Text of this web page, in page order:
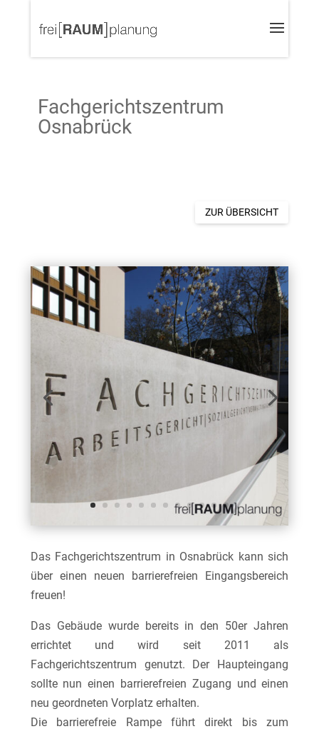
Fachgerichtszentrum
Osnabrück
ZUR ÜBERSICHT
Das Fachgerichtszentrum in Osnabrück kann sich
über einen neuen barrierefreien Eingangsbereich
freuen!
Das Gebäude wurde bereits in den 50er Jahren
errichtet und wird seit 2011 als
Fachgerichtszentrum genutzt. Der Haupteingang
sollte nun einen barrierefreien Zugang und einen
neu geordneten Vorplatz erhalten.
Die barrierefreie Rampe führt direkt bis zum